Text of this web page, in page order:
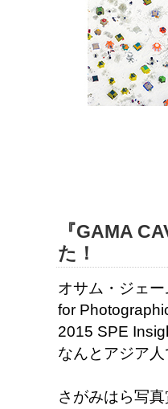
『GAMA
た！
オサム・ジェ
for
2015 SPE
なんとアジア
さがみはら写